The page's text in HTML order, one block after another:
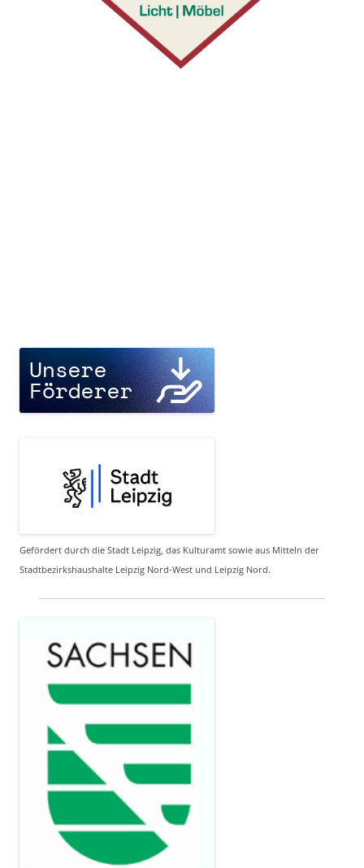
Gefördert durch die Stadt Leipzig, das Kulturamt sowie aus Mitteln der
Stadtbezirkshaushalte Leipzig Nord-West und Leipzig Nord.